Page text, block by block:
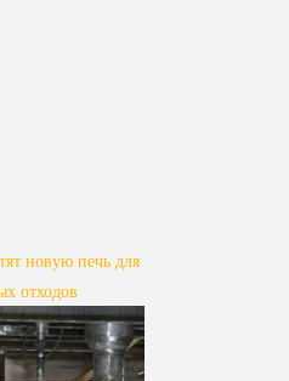
новую печь для
отходов